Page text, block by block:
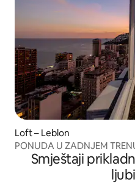
Loft – Leblon
PONUDA U ZADNJEM
Leblon, 25. kat – LUXE
Smještaji